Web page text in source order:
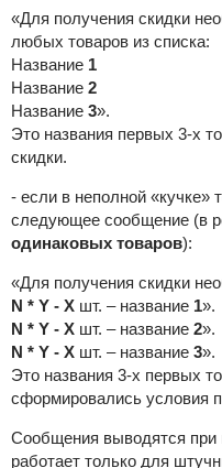
«Для получения скидки
любых товаров из списка:
Название 1
Название 2
Название 3».
Это названия первых 3-х
скидки.
- если в неполной «кучке»
следующее сообщение (в
одинаковых товаров):
«Для получения скидки
N * Y - Xшт. – название 1».
N * Y - X шт. – название 2».
N * Y - Xшт. – название 3».
Это названия 3-х первых
сформировались условия
Сообщения выводятся при
работает только для